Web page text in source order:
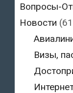
Вопросы-
Новости
Визы,